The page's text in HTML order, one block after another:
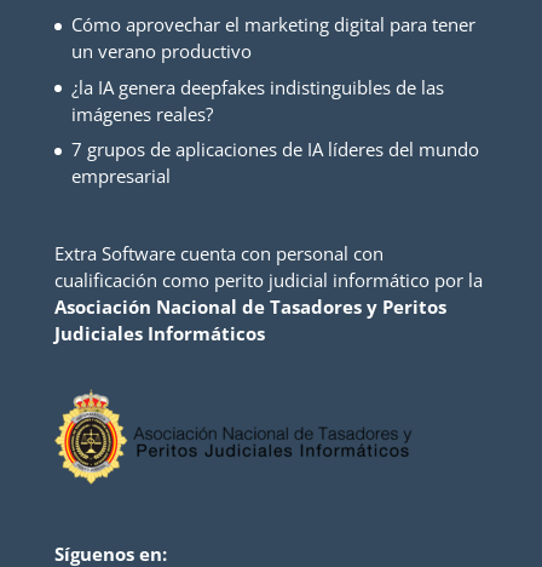
Cómo aprovechar el marketing digital para tener
un verano productivo
¿la IA genera deepfakes indistinguibles de las
imágenes reales?
7 grupos de aplicaciones de IA líderes del mundo
empresarial
Extra Software cuenta con personal con
cualificación como perito judicial informático por la
Asociación Nacional de Tasadores y Peritos
Judiciales Informáticos
Síguenos en: